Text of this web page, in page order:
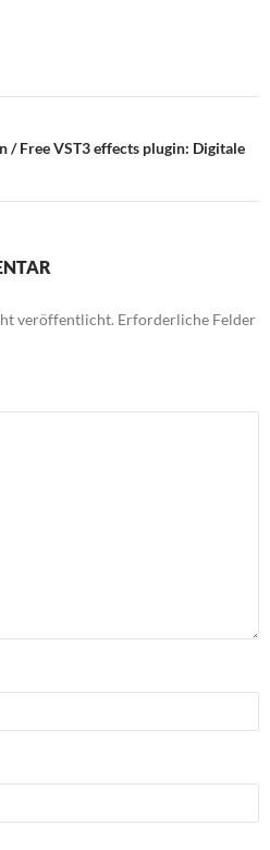
/ Free VST3 effects plugin: Digitale
veröffentlicht. Erforderliche Felder